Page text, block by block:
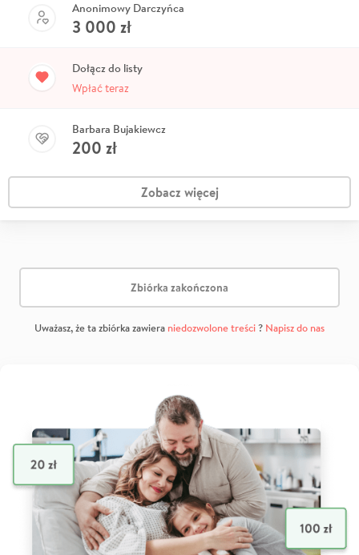
Anonimowy Darczyńca
3 000 zł
Dołącz do listy
Wpłać teraz
Barbara Bujakiewcz
200 zł
Zobacz więcej
Zbiórka zakończona
Uważasz, że ta zbiórka zawiera niedozwolone treści? Napisz do nas